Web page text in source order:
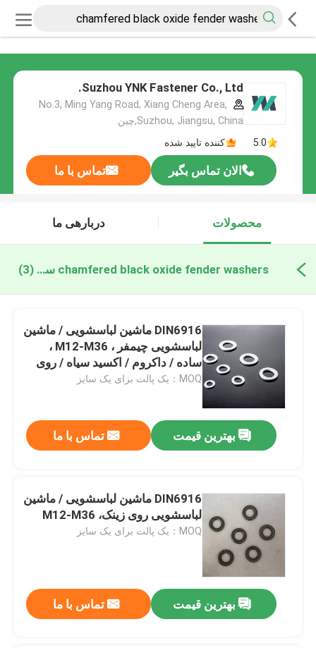
Suzhou YNK Fastener Co., Ltd.
No.3, Ming Yang Road, Xiang Cheng Area,
Suzhou, Jiangsu, China,چین
5.0
کننده تایید شده
الان تماس بگیر تماس با ما
محصولات دربارهی ما
chamfered black oxide fender washers ساخت آنلاین (3)
DIN6916 ماشین لباسشویی / ماشین
لباسشویی چیمفر ، M12-M36 ،
ساده / داکروم / اکسید سیاه / روی
زینک / HDG
MOQ：یک پالت برای یک سایز
بهترین قیمت تماس با ما
DIN6916 ماشین لباسشویی / ماشین
لباسشویی روی زینک، M12-M36
MOQ：یک پالت برای یک سایز
بهترین قیمت تماس با ما